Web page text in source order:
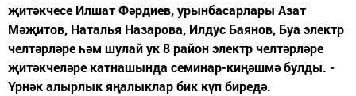
җитәкчесе Илшат Фәрдиев, урынбасарлары Азат
Мәҗитов, Наталья Назарова, Илдус Баянов, Буа электр
челтәрләре һәм шулай ук 8 район электр челтәрләре
җитәкчеләре катнашында семинар-киңәшмә булды. -
Үрнәк алырлык яңалыклар бик күп биредә.